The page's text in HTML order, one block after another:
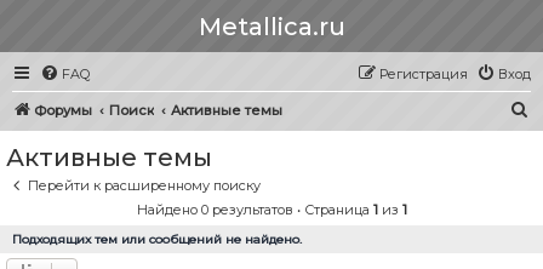
Metallica.ru
FAQ Вход
Регистрация
Форумы Поиск Активные темы
Активные темы
Перейти к расширенному поиску
Найдено 0 результатов • Страница 1из 1
Подходящих тем или сообщений не найдено.